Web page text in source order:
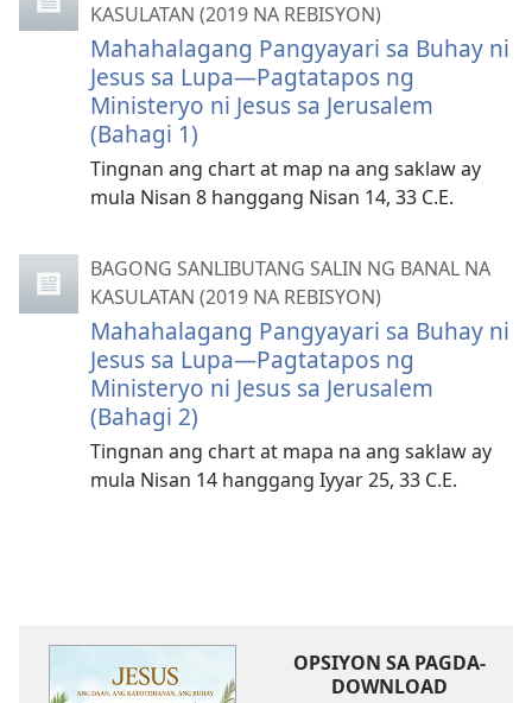
KASULATAN (2019 NA REBISYON)
Mahahalagang Pangyayari sa Buhay ni
Jesus sa Lupa—Pagtatapos ng
Ministeryo ni Jesus sa Jerusalem
(Bahagi 1)
Tingnan ang chart at map na ang saklaw ay
mula Nisan 8 hanggang Nisan 14, 33 C.E.
BAGONG SANLIBUTANG SALIN NG BANAL NA
KASULATAN (2019 NA REBISYON)
Mahahalagang Pangyayari sa Buhay ni
Jesus sa Lupa—Pagtatapos ng
Ministeryo ni Jesus sa Jerusalem
(Bahagi 2)
Tingnan ang chart at mapa na ang saklaw ay
mula Nisan 14 hanggang Iyyar 25, 33 C.E.
OPSIYON SA PAGDA-
DOWNLOAD